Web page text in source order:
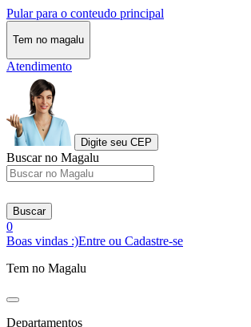
Pular para o conteudo principal
Tem no magalu
Atendimento
Digite seu CEP
Buscar no Magalu
Buscar
0
Boas vindas :)Entre ou Cadastre-se
Tem no Magalu
Departamentos